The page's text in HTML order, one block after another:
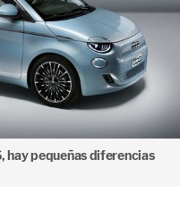
hay pequeñas diferencias